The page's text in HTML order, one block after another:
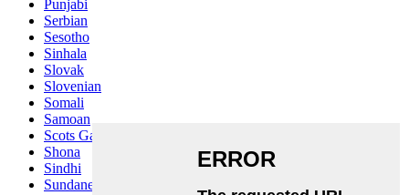
Punjabi
Serbian
Sesotho
Sinhala
Slovak
Slovenian
Somali
Samoan
Scots Gaelic
Shona
Sindhi
Sundanese